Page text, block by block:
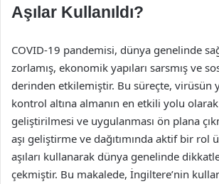
Aşılar Kullanıldı?
COVID-19 pandemisi, dünya genelinde
zorlamış, ekonomik yapıları sarsmış ve
derinden etkilemiştir. Bu süreçte, virüsün
kontrol altına almanın en etkili yolu olarak
geliştirilmesi ve uygulanması ön plana
aşı geliştirme ve dağıtımında aktif bir rol
aşıları kullanarak dünya genelinde
çekmiştir. Bu makalede, İngiltere’nin